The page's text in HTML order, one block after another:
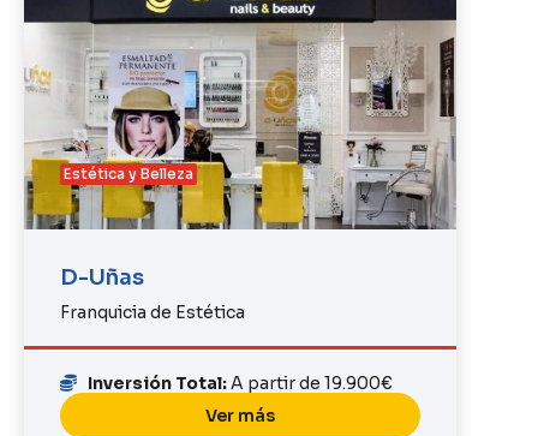
Estética y Belleza
D-Uñas
Franquicia de Estética
Inversión Total:A partir de 19.900€
Ver más